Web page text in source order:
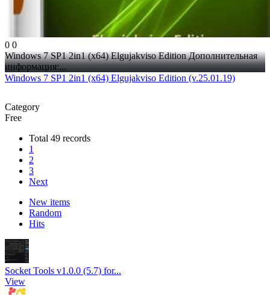
0 0
Windows 7 SP1 2in1 (x64) Elgujakviso Edition Дополнительная
информация:...
Windows 7 SP1 2in1 (x64) Elgujakviso Edition (v.25.01.19)
Category
Free
Total 49 records
1
2
3
Next
New items
Random
Hits
Socket Tools v1.0.0 (5.7) for...
View